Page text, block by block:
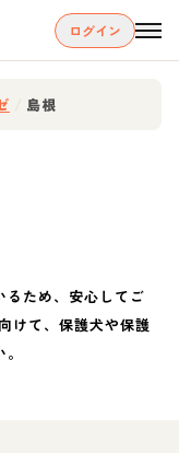
ログイン
島根
るため、安心してご
けて、保護犬や保護